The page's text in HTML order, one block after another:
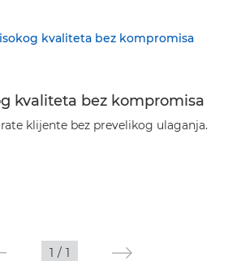
kvaliteta bez kompromisa
klijente bez prevelikog ulaganja.
1 / 1